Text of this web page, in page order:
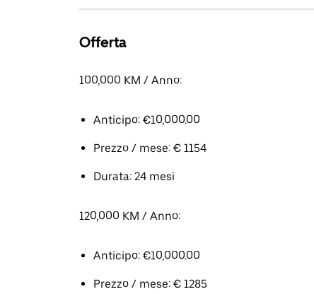
Offerta
100,000 KM / Anno:
Anticipo: €10,000.00
Prezzo / mese: € 1154
Durata: 24 mesi
120,000 KM / Anno:
Anticipo: €10,000.00
Prezzo / mese: € 1285